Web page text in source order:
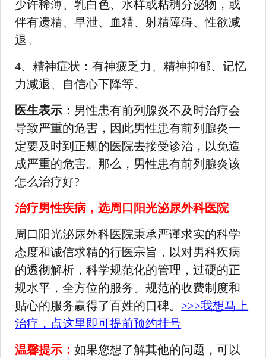
少许稀薄、乳白色、水样或粘稠分泌物，或
伴有遗精、早泄、血精、射精障碍、性欲减
退。
4、精神症状：有神疲乏力、精神抑郁、记忆
力减退、自信心下降等。
医生表示： 男性患有前列腺炎不及时治疗会
导致严重的危害，因此男性患有前列腺炎一
定要及时到正规的医院去接受诊治，以免造
成严重的危害。那么，男性患有前列腺炎该
怎么治疗好?
治疗男性疾病，选周口阳光泌尿外科医院
周口阳光泌尿外科医院秉承严谨求实的科学
态度和诚信求精的行医宗旨，以对男科疾病
的透彻解析，科学规范化的管理，过硬的正
规水平，全方位的服务。规范的收费制度和
贴心的服务赢得了百姓的口碑。 >>>我想马上
治疗，点这里即可提前预约挂号
温馨提示：如果您想了解其他的问题，可以